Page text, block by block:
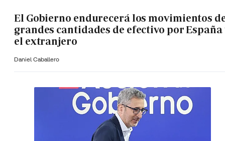
El Gobierno endurecerá los movimientos
grandes cantidades de efectivo por España
el extranjero
Daniel Caballero